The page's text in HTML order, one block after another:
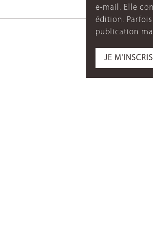
e-mail. Elle
édition.
publication
JE M'INSCRIS